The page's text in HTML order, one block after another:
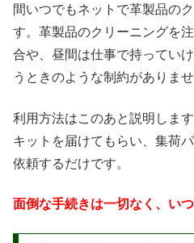
間いつでもネットで革製品の
す。革製品のクリーニングを
合や、昼間は仕事で持ってい
うときのような制約がありませ
利用方法はこのあと説明しま
キットを届けてもらい、集荷
依頼するだけです。
面倒な手続きは一切なく、い